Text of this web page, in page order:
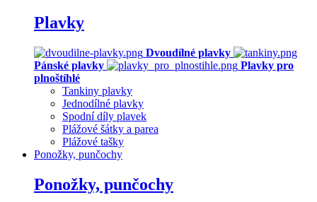
Plavky
Dvoudílné plavky
Pánské plavky
Plavky pro
plnoštíhlé
Tankiny plavky
Jednodílné plavky
Spodní díly plavek
Plážové šátky a parea
Plážové tašky
Ponožky, punčochy
Ponožky, punčochy